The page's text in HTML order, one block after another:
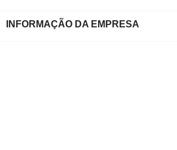
INFORMAÇÃO DA EMPRESA